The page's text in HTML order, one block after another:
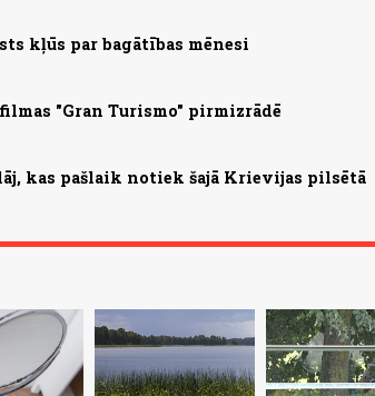
kļūs par bagātības mēnesi
"Gran Turismo" pirmizrādē
kas pašlaik notiek šajā Krievijas pilsētā